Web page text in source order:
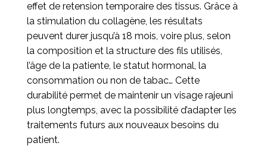
effet de retension temporaire des tissus. Grâce à
la stimulation du collagène, les résultats
peuvent durer jusqu’à 18 mois, voire plus, selon
la composition et la structure des fils utilisés,
l’âge de la patiente, le statut hormonal, la
consommation ou non de tabac… Cette
durabilité permet de maintenir un visage rajeuni
plus longtemps, avec la possibilité d’adapter les
traitements futurs aux nouveaux besoins du
patient.